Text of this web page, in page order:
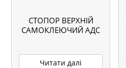
СТОПОР ВЕРХНІЙ
САМОКЛЕЮЧИЙ АДС
Читати далі